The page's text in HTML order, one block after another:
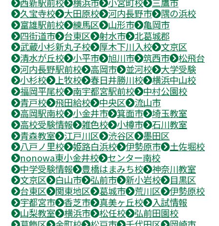
久宝寺校
大田原校 河内長野市
隅の浜校
富雄駅前校
練馬区 山形市
亀岡市
四街道市
台東区 射水市
北葛城郡
武蔵小杉新丸子校
厚木下川入校
文京区
清水が丘校
小平市 旭川市 筑西市
松飛台
河内長野駅前校
高岡市 並河校
大学受験
小杉校
上牧校 春日井勝川校
横浜中山校
福岡平尾校
南宇都宮駅前校
中村公園校
青戸校
飛田給校 中央区
流山市
高岡駅南校
小金井市 箕面市
埼玉教室
高校受験情報
雑色校 小樽市
石川教室
青森教室
江戸川区 渋谷区
墨田区
八戸ノ里校
姫路白浜校 伊勢原市
土佐堀校
nonowa東小金井校
センター南校
中学受験情報
豊橋はまみち校
神奈川教室
文京区
白山市 弘前市 新小岩校
目黒区
台東区
関東地区 葛城市 荒川区
伊勢原校
宇都宮市
香芝市 真美ヶ丘校
入試情報
山梨教室
横浜市 松任校
弘前田園校